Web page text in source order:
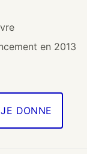
en 2013
JE DONNE